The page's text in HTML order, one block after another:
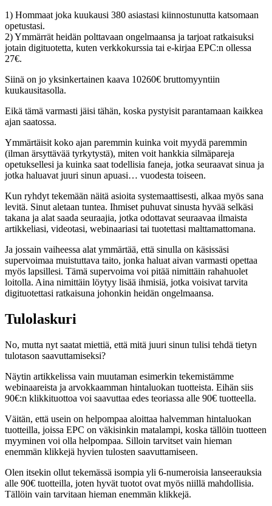
1) Hommaat joka kuukausi 380 asiastasi kiinnostunutta katsomaan
opetustasi.
2) Ymmärrät heidän polttavaan ongelmaansa ja tarjoat ratkaisuksi
jotain digituotetta, kuten verkkokurssia tai e-kirjaa EPC:n ollessa
27€.
Siinä on jo yksinkertainen kaava 10260€ bruttomyyntiin
kuukausitasolla.
Eikä tämä varmasti jäisi tähän, koska pystyisit parantamaan kaikkea
ajan saatossa.
Ymmärtäisit koko ajan paremmin kuinka voit myydä paremmin
(ilman ärsyttävää tyrkytystä), miten voit hankkia silmäpareja
opetuksellesi ja kuinka saat todellisia faneja, jotka seuraavat sinua ja
jotka haluavat juuri sinun apuasi… vuodesta toiseen.
Kun ryhdyt tekemään näitä asioita systemaattisesti, alkaa myös sana
levitä. Sinut aletaan tuntea. Ihmiset puhuvat sinusta hyvää selkäsi
takana ja alat saada seuraajia, jotka odottavat seuraavaa ilmaista
artikkeliasi, videotasi, webinaariasi tai tuotettasi malttamattomana.
Ja jossain vaiheessa alat ymmärtää, että sinulla on käsissäsi
supervoimaa muistuttava taito, jonka haluat aivan varmasti opettaa
myös lapsillesi. Tämä supervoima voi pitää nimittäin rahahuolet
loitolla. Aina nimittäin löytyy lisää ihmisiä, jotka voisivat tarvita
digituotettasi ratkaisuna johonkin heidän ongelmaansa.
Tulolaskuri
No, mutta nyt saatat miettiä, että mitä juuri sinun tulisi tehdä tietyn
tulotason saavuttamiseksi?
Näytin artikkelissa vain muutaman esimerkin tekemistämme
webinaareista ja arvokkaamman hintaluokan tuotteista. Eihän siis
90€:n klikkituottoa voi saavuttaa edes teoriassa alle 90€ tuotteella.
Väitän, että usein on helpompaa aloittaa halvemman hintaluokan
tuotteilla, joissa EPC on väkisinkin matalampi, koska tällöin tuotteen
myyminen voi olla helpompaa. Silloin tarvitset vain hieman
enemmän klikkejä hyvien tulosten saavuttamiseen.
Olen itsekin ollut tekemässä isompia yli 6-numeroisia lanseerauksia
alle 90€ tuotteilla, joten hyvät tuotot ovat myös niillä mahdollisia.
Tällöin vain tarvitaan hieman enemmän klikkejä.